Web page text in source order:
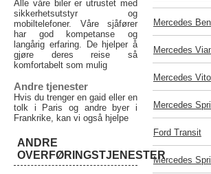
Mercedes
Mercedes
Mercedes Vito
Mercedes
Ford Transit
Mercedes
Alle våre biler er utrustet med
sikkerhetsutstyr og
mobiltelefoner. Våre sjåfører
har god kompetanse og
langårig erfaring. De hjelper å
gjøre deres reise så
komfortabelt som mulig
Andre tjenester
Hvis du trenger en gaid eller en
tolk i Paris og andre byer i
Frankrike, kan vi også hjelpe
ANDRE
OVERFØRINGSTJENESTER